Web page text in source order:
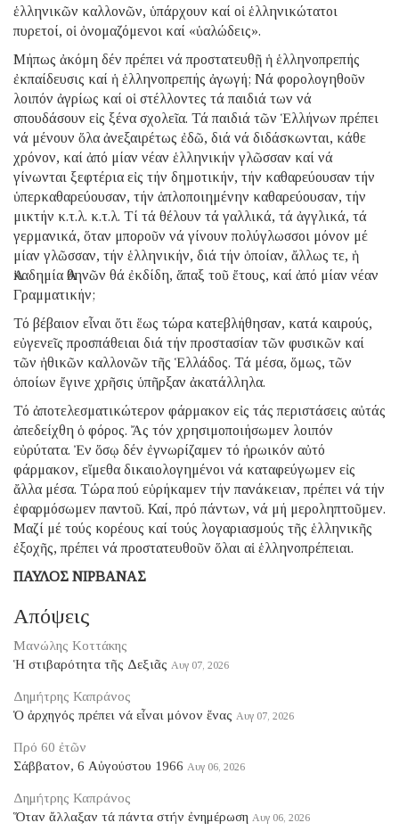
ἑλληνικῶν καλλονῶν, ὑπάρχουν καί οἱ ἑλληνικώτατοι
πυρετοί, οἱ ὀνομαζόμενοι καί «ὑαλώδεις».
Μήπως ἀκόμη δέν πρέπει νά προστατευθῇ ἡ ἑλληνοπρεπής
ἐκπαίδευσις καί ἡ ἑλληνοπρεπής ἀγωγή; Νά φορολογηθοῦν
λοιπόν ἀγρίως καί οἱ στέλλοντες τά παιδιά των νά
σπουδάσουν εἰς ξένα σχολεῖα. Τά παιδιά τῶν Ἑλλήνων πρέπει
νά μένουν ὅλα ἀνεξαιρέτως ἐδῶ, διά νά διδάσκωνται, κάθε
χρόνον, καί ἀπό μίαν νέαν ἑλληνικήν γλῶσσαν καί νά
γίνωνται ξεφτέρια εἰς τήν δημοτικήν, τήν καθαρεύουσαν τήν
ὑπερκαθαρεύουσαν, τήν ἁπλοποιημένην καθαρεύουσαν, τήν
μικτήν κ.τ.λ. κ.τ.λ. Τί τά θέλουν τά γαλλικά, τά ἀγγλικά, τά
γερμανικά, ὅταν μποροῦν νά γίνουν πολύγλωσσοι μόνον μέ
μίαν γλῶσσαν, τήν ἑλληνικήν, διά τήν ὁποίαν, ἄλλως τε, ἡ
Ἀκαδημία Ἀθηνῶν θά ἐκδίδη, ἅπαξ τοῦ ἔτους, καί ἀπό μίαν νέαν
Γραμματικήν;
Τό βέβαιον εἶναι ὅτι ἕως τώρα κατεβλήθησαν, κατά καιρούς,
εὐγενεῖς προσπάθειαι διά τήν προστασίαν τῶν φυσικῶν καί
τῶν ἠθικῶν καλλονῶν τῆς Ἑλλάδος. Τά μέσα, ὅμως, τῶν
ὁποίων ἔγινε χρῆσις ὑπῆρξαν ἀκατάλληλα.
Τό ἀποτελεσματικώτερον φάρμακον εἰς τάς περιστάσεις αὐτάς
ἀπεδείχθη ὁ φόρος. Ἄς τόν χρησιμοποιήσωμεν λοιπόν
εὐρύτατα. Ἐν ὅσῳ δέν ἐγνωρίζαμεν τό ἡρωικόν αὐτό
φάρμακον, εἴμεθα δικαιολογημένοι νά καταφεύγωμεν εἰς
ἄλλα μέσα. Τώρα πού εὑρήκαμεν τήν πανάκειαν, πρέπει νά τήν
ἐφαρμόσωμεν παντοῦ. Καί, πρό πάντων, νά μή μεροληπτοῦμεν.
Μαζί μέ τούς κορέους καί τούς λογαριασμούς τῆς ἑλληνικῆς
ἐξοχῆς, πρέπει νά προστατευθοῦν ὅλαι αἱ ἑλληνοπρέπειαι.
ΠΑΥΛΟΣ ΝΙΡΒΑΝΑΣ
Απόψεις
Μανώλης Κοττάκης
Ἡ στιβαρότητα τῆς Δεξιᾶς Αυγ 07, 2026
Δημήτρης Καπράνος
Ὁ ἀρχηγός πρέπει νά εἶναι μόνον ἕνας Αυγ 07, 2026
Πρό 60 ἐτῶν
Σάββατον, 6 Αὐγούστου 1966 Αυγ 06, 2026
Δημήτρης Καπράνος
Ὅταν ἄλλαξαν τά πάντα στήν ἐνημέρωση Αυγ 06, 2026